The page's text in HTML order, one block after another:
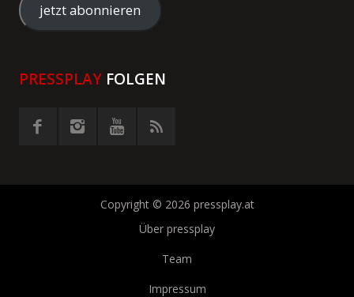
Adresse
eingeben
jetzt abonnieren
PRESSPLAY FOLGEN
Copyright © 2026 pressplay.at
Über pressplay
Team
Impressum